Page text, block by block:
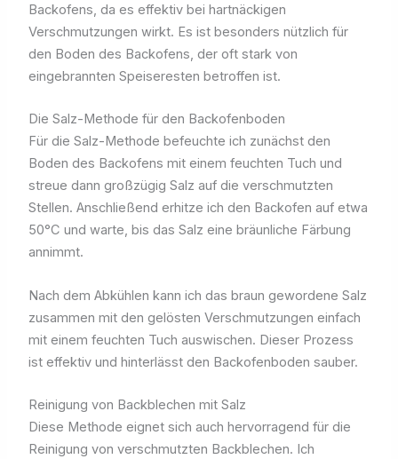
Backofens, da es effektiv bei hartnäckigen
Verschmutzungen wirkt. Es ist besonders nützlich für
den Boden des Backofens, der oft stark von
eingebrannten Speiseresten betroffen ist.
Die Salz-Methode für den Backofenboden
Für die Salz-Methode befeuchte ich zunächst den
Boden des Backofens mit einem feuchten Tuch und
streue dann großzügig Salz auf die verschmutzten
Stellen. Anschließend erhitze ich den Backofen auf etwa
50°C und warte, bis das Salz eine bräunliche Färbung
annimmt.
Nach dem Abkühlen kann ich das braun gewordene Salz
zusammen mit den gelösten Verschmutzungen einfach
mit einem feuchten Tuch auswischen. Dieser Prozess
ist effektiv und hinterlässt den Backofenboden sauber.
Reinigung von Backblechen mit Salz
Diese Methode eignet sich auch hervorragend für die
Reinigung von verschmutzten Backblechen. Ich